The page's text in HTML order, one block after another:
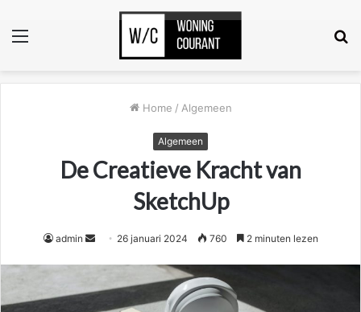
Menu
Home / Algemeen
Algemeen
De Creatieve Kracht van
SketchUp
admin
Send 26 januari 2024 760 2 minuten lezen